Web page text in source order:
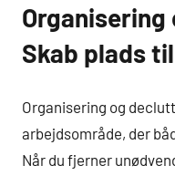
Skab plads
Organisering og
arbejdsområde, der
Når du fjerner